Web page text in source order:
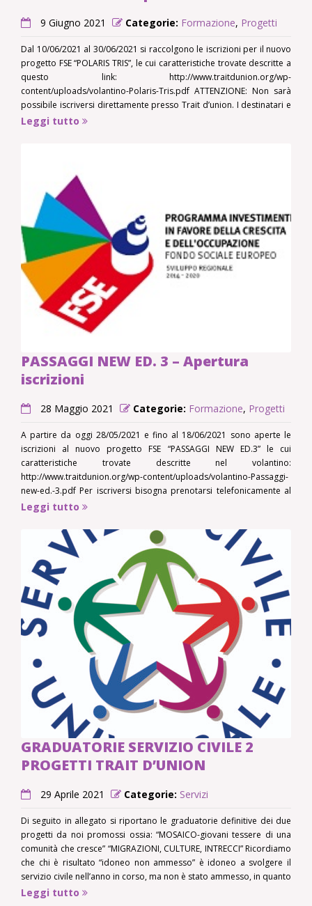
9 Giugno 2021 Categorie: Formazione, Progetti
Dal 10/06/2021 al 30/06/2021 si raccolgono le iscrizioni per il nuovo
progetto FSE “POLARIS TRIS”, le cui caratteristiche trovate descritte a
questo link: http://www.traitdunion.org/wp-
content/uploads/volantino-Polaris-Tris.pdf ATTENZIONE: Non sarà
possibile iscriversi direttamente presso Trait d’union. I destinatari e
le loro famiglie potranno rivolgersi alle assistenti sociali che
Leggi tutto
PASSAGGI NEW ED. 3 – Apertura
iscrizioni
28 Maggio 2021 Categorie: Formazione, Progetti
A partire da oggi 28/05/2021 e fino al 18/06/2021 sono aperte le
iscrizioni al nuovo progetto FSE “PASSAGGI NEW ED.3” le cui
caratteristiche trovate descritte nel volantino:
http://www.traitdunion.org/wp-content/uploads/volantino-Passaggi-
new-ed.-3.pdf Per iscriversi bisogna prenotarsi telefonicamente al
0165 239656. Vi verrà dato un appuntamento presso i nostri uffici di
Leggi tutto
GRADUATORIE SERVIZIO CIVILE 2
PROGETTI TRAIT D’UNION
29 Aprile 2021 Categorie: Servizi
Di seguito in allegato si riportano le graduatorie definitive dei due
progetti da noi promossi ossia: “MOSAICO-giovani tessere di una
comunità che cresce” “MIGRAZIONI, CULTURE, INTRECCI” Ricordiamo
che chi è risultato “idoneo non ammesso” è idoneo a svolgere il
servizio civile nell’anno in corso, ma non è stato ammesso, in quanto
non vi erano più
Leggi tutto